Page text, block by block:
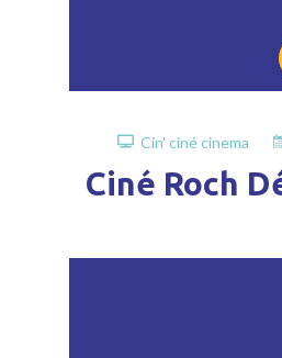
Cin' ciné cinema
Ciné Roch